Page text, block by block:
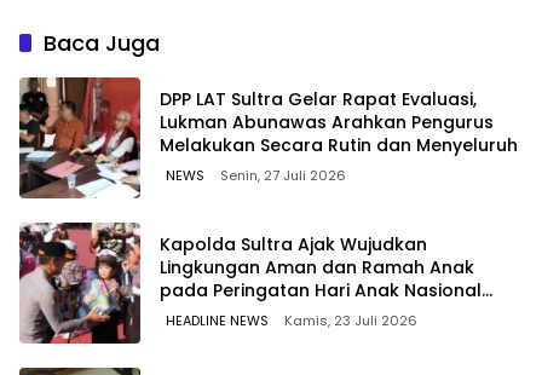
Lebih Kompetitif
Baca Juga
‎DPP LAT Sultra Gelar Rapat Evaluasi,
Lukman Abunawas Arahkan Pengurus
Melakukan Secara Rutin dan Menyeluruh
NEWS Senin, 27 Juli 2026
Kapolda Sultra Ajak Wujudkan
Lingkungan Aman dan Ramah Anak
pada Peringatan Hari Anak Nasional
2026
HEADLINE NEWS Kamis, 23 Juli 2026